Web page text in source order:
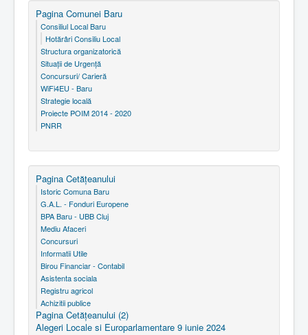
Pagina Comunei Baru
Consiliul Local Baru
Hotărâri Consiliu Local
Structura organizatorică
Situaţii de Urgenţă
Concursuri/ Carieră
WiFi4EU - Baru
Strategie locală
Proiecte POIM 2014 - 2020
PNRR
Pagina Cetăţeanului
Istoric Comuna Baru
G.A.L. - Fonduri Europene
BPA Baru - UBB Cluj
Mediu Afaceri
Concursuri
Informatii Utile
Birou Financiar - Contabil
Asistenta sociala
Registru agricol
Achizitii publice
Pagina Cetăţeanului (2)
Alegeri Locale si Europarlamentare 9 iunie 2024